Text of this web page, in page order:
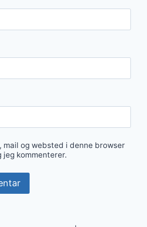
mail og websted i denne browser
kommenterer.